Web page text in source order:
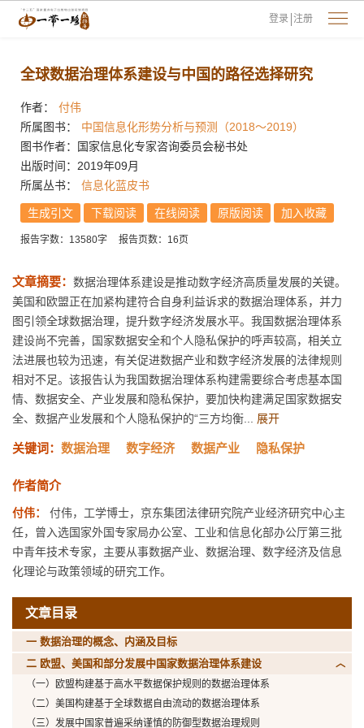
登录 注册
全球数据治理体系建设与中国的路径选择研究
作者：
付伟
所属图书：
中国信息化形势分析与预测（2018～2019）
图书作者：国家信息化专家咨询委员会秘书处
出版时间：2019年09月
所属丛书：
信息化蓝皮书
生成引文 下载阅读 在线阅读 原版阅读 加入收藏
报告字数：13580字 报告页数：16页
文章摘要： 数据治理体系建设是推动数字经济高质量发展的关键。
美国和欧盟正在加紧构建符合自身利益诉求的数据治理体系，并力
图引领全球数据治理，提升数字经济发展水平。我国数据治理体系
建设尚不完善，国家数据安全和个人隐私保护的呼声较高，相关立
法进展也较为迅速，有关促进数据产业和数字经济发展的法律规则
相对不足。该报告认为我国数据治理体系构建需要综合考虑基本国
情、数据安全、产业发展和隐私保护，要加快构建满足国家数据安
全、数据产业发展和个人隐私保护的“三方均衡... 展开
关键词： 数据治理 数字经济 数据产业 隐私保护
作者简介
付伟：
付伟，工学博士，京东集团法律研究院产业经济研究中心主
任，曾入选国家外国专家局办公室、工业和信息化部办公厅第三批
中青年技术专家，主要从事数据产业、数据治理、数字经济及信息
化理论与政策领域的研究工作。
文章目录
一 数据治理的概念、内涵及目标
二 欧盟、美国和部分发展中国家数据治理体系建设
（一）欧盟构建基于高水平数据保护规则的数据治理体系
（二）美国构建基于全球数据自由流动的数据治理体系
（三）发展中国家普遍采纳谨慎的防御型数据治理规则